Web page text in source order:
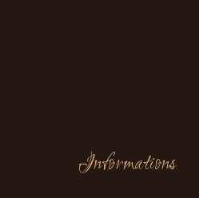
Informations